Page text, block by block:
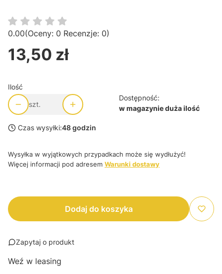
0.00(Oceny: 0 Recenzje: 0)
Cena
13,50 zł
Ilość
szt.
Dostępność:
w magazynie duża ilość
Czas wysyłki:48 godzin
Wysyłka w wyjątkowych przypadkach może się wydłużyć!
Więcej informacji pod adresem Warunki dostawy
Dodaj do koszyka
Zapytaj o produkt
Weź w leasing